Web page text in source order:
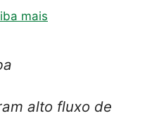
mais
alto fluxo de